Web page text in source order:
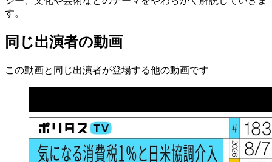
す。
同じ出演者の動画
この動画と同じ出演者が登場する他の動画です